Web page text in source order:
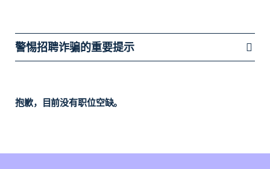
警惕招聘诈骗的重要提示
抱歉，目前没有职位空缺。